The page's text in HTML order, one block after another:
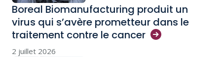
Boreal Biomanufacturing produit un
virus qui s’avère prometteur dans le
traitement contre le cancer
2 juillet 2026